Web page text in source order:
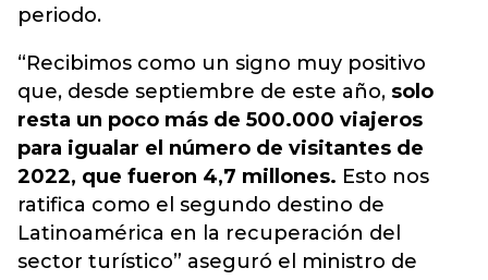
periodo.
“Recibimos como un signo muy positivo
que, desde septiembre de este año, solo
resta un poco más de 500.000 viajeros
para igualar el número de visitantes de
2022, que fueron 4,7 millones. Esto nos
ratifica como el segundo destino de
Latinoamérica en la recuperación del
sector turístico” aseguró el ministro de